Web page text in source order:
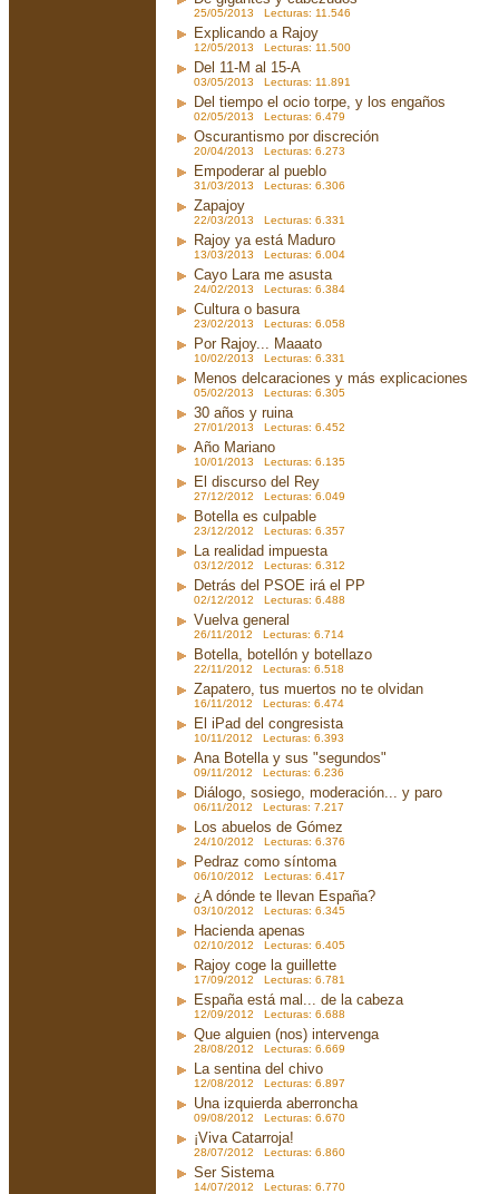
25/05/2013 Lecturas: 11.546
Explicando a Rajoy
12/05/2013 Lecturas: 11.500
Del 11-M al 15-A
03/05/2013 Lecturas: 11.891
Del tiempo el ocio torpe, y los engaños
02/05/2013 Lecturas: 6.479
Oscurantismo por discreción
20/04/2013 Lecturas: 6.273
Empoderar al pueblo
31/03/2013 Lecturas: 6.306
Zapajoy
22/03/2013 Lecturas: 6.331
Rajoy ya está Maduro
13/03/2013 Lecturas: 6.004
Cayo Lara me asusta
24/02/2013 Lecturas: 6.384
Cultura o basura
23/02/2013 Lecturas: 6.058
Por Rajoy... Maaato
10/02/2013 Lecturas: 6.331
Menos delcaraciones y más explicaciones
05/02/2013 Lecturas: 6.305
30 años y ruina
27/01/2013 Lecturas: 6.452
Año Mariano
10/01/2013 Lecturas: 6.135
El discurso del Rey
27/12/2012 Lecturas: 6.049
Botella es culpable
23/12/2012 Lecturas: 6.357
La realidad impuesta
03/12/2012 Lecturas: 6.312
Detrás del PSOE irá el PP
02/12/2012 Lecturas: 6.488
Vuelva general
26/11/2012 Lecturas: 6.714
Botella, botellón y botellazo
22/11/2012 Lecturas: 6.518
Zapatero, tus muertos no te olvidan
16/11/2012 Lecturas: 6.474
El iPad del congresista
10/11/2012 Lecturas: 6.393
Ana Botella y sus "segundos"
09/11/2012 Lecturas: 6.236
Diálogo, sosiego, moderación... y paro
06/11/2012 Lecturas: 7.217
Los abuelos de Gómez
24/10/2012 Lecturas: 6.376
Pedraz como síntoma
06/10/2012 Lecturas: 6.417
¿A dónde te llevan España?
03/10/2012 Lecturas: 6.345
Hacienda apenas
02/10/2012 Lecturas: 6.405
Rajoy coge la guillette
17/09/2012 Lecturas: 6.781
España está mal... de la cabeza
12/09/2012 Lecturas: 6.688
Que alguien (nos) intervenga
28/08/2012 Lecturas: 6.669
La sentina del chivo
12/08/2012 Lecturas: 6.897
Una izquierda aberroncha
09/08/2012 Lecturas: 6.670
¡Viva Catarroja!
28/07/2012 Lecturas: 6.860
Ser Sistema
14/07/2012 Lecturas: 6.770